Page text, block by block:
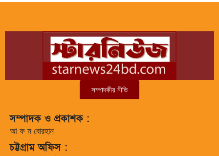
সম্পাদকীয় নীতি
সম্পাদক ও প্রকাশক :
আ ফ ম বোরহান
চট্টগ্রাম অফিস :